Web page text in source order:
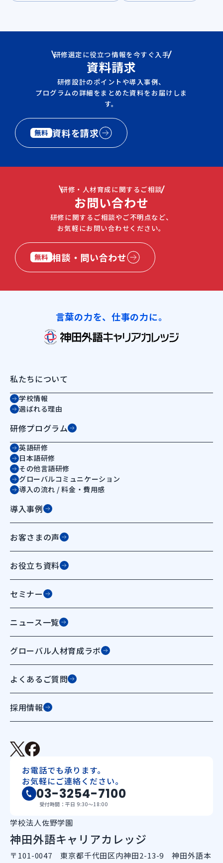
研修選定に役立つ情報を今すぐ入手
資料請求
研修設計のポイントや導入事例、
プログラムの詳細をまとめた資料をお届けしま
す。
無料 資料を請求
研修・人材育成に関するご相談
お問い合わせ
研修に関するご相談やご不明点など、
お気軽にお問い合わせください。
無料 相談・問い合わせ
言葉の力を、仕事の力に。
私たちについて
学校情報
選ばれる理由
研修プログラム
英語研修
日本語研修
その他言語研修
グローバルコミュニケーション
導入の流れ / 料金・費用感
導入事例
お客さまの声
お役立ち資料
セミナー
ニュース一覧
グローバル人材育成ラボ
よくあるご質問
採用情報
お電話でも承ります。
お気軽にご連絡ください。
03-3254-7100
受付時間：平日 9:30〜18:00
学校法人佐野学園
神田外語キャリアカレッジ
〒101-0047 東京都千代田区内神田2-13-9 神田外語本